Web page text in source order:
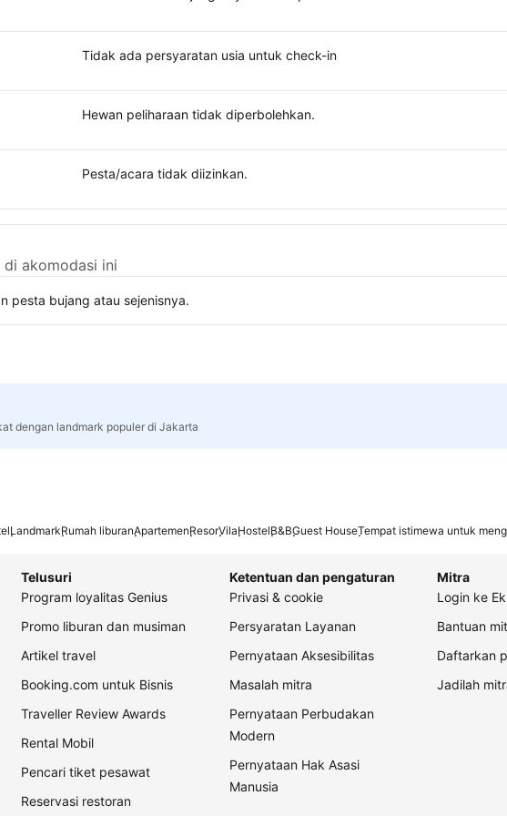
Tidak ada persyaratan usia untuk check-in
Hewan peliharaan tidak diperbolehkan.
Pesta/acara tidak diizinkan.
akomodasi ini
pesta bujang atau sejenisnya.
dengan landmark populer di Jakarta
LandmarkRumah liburanApartemenResorVilaHostelB&BGuest HouseTempat istimewa untuk
Telusuri
Program loyalitas Genius
Promo liburan dan musiman
Artikel travel
Booking.com untuk Bisnis
Traveller Review Awards
Rental Mobil
Pencari tiket pesawat
Reservasi restoran
Ketentuan dan pengaturan
Privasi & cookie
Persyaratan Layanan
Pernyataan Aksesibilitas
Masalah mitra
Pernyataan Perbudakan
Modern
Pernyataan Hak Asasi
Manusia
Mitra
Login ke
Bantuan
Daftarkan
Jadilah